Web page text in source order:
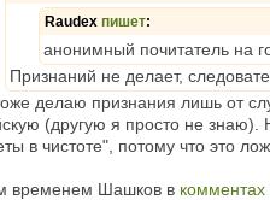
Raudex пишет:
анонимный почитатель на
Признаний не делает,
делаю признания лишь от
(другую я просто не знаю).
в чистоте", потому что это
временем Шашков в комментах